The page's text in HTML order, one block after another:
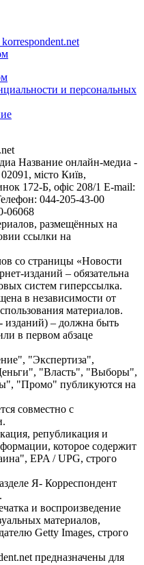
и персональных
Название онлайн-медиа -
місто Київ,
172-Б, офіс 208/1 E-mail:
044-205-43-00
06068
размещённых на
ссылки на
со страницы «Новости
изданий – обязательна
систем гиперссылка.
в независимости от
материалов.
изданий) – должна быть
в первом абзаце
"Экспертиза",
"Власть", "Выборы",
"Промо" публикуются на
совместно с
републикация и
которое содержит
EPA / UPG, строго
Я- Корреспондент
и воспроизведение
материалов,
Getty Images, строго
предназначены для